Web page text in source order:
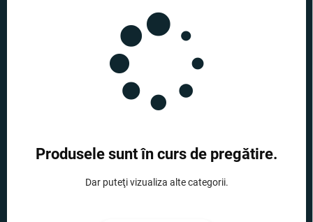
Produsele sunt în curs de pregătire.
Dar puteţi vizualiza alte categorii.